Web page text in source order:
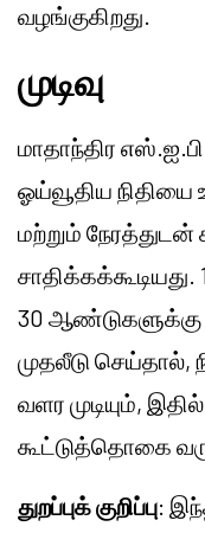
வழங்குகிறது.
முடிவு
மாதாந்திர
ஓய்வூதிய
மற்றும்
30 ஆண்டுகளுக்கு
முதலீடு செய்தால்,
வளர முடியும்,
கூட்டுத்தொகை
துறப்புக் குறிப்பு: